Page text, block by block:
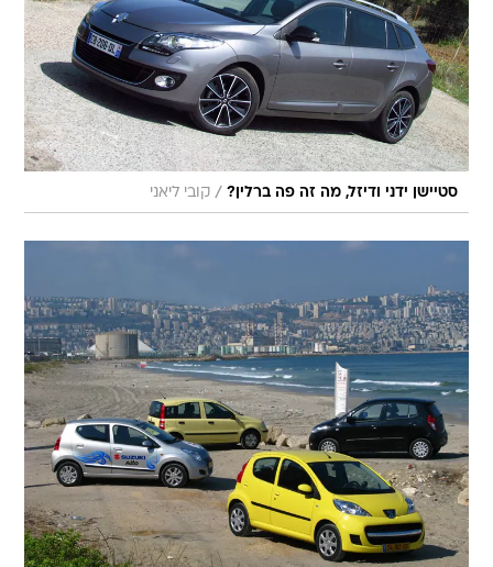
סטיישן ידני ודיזל, מה זה פה ברלין? / קובי ליאני